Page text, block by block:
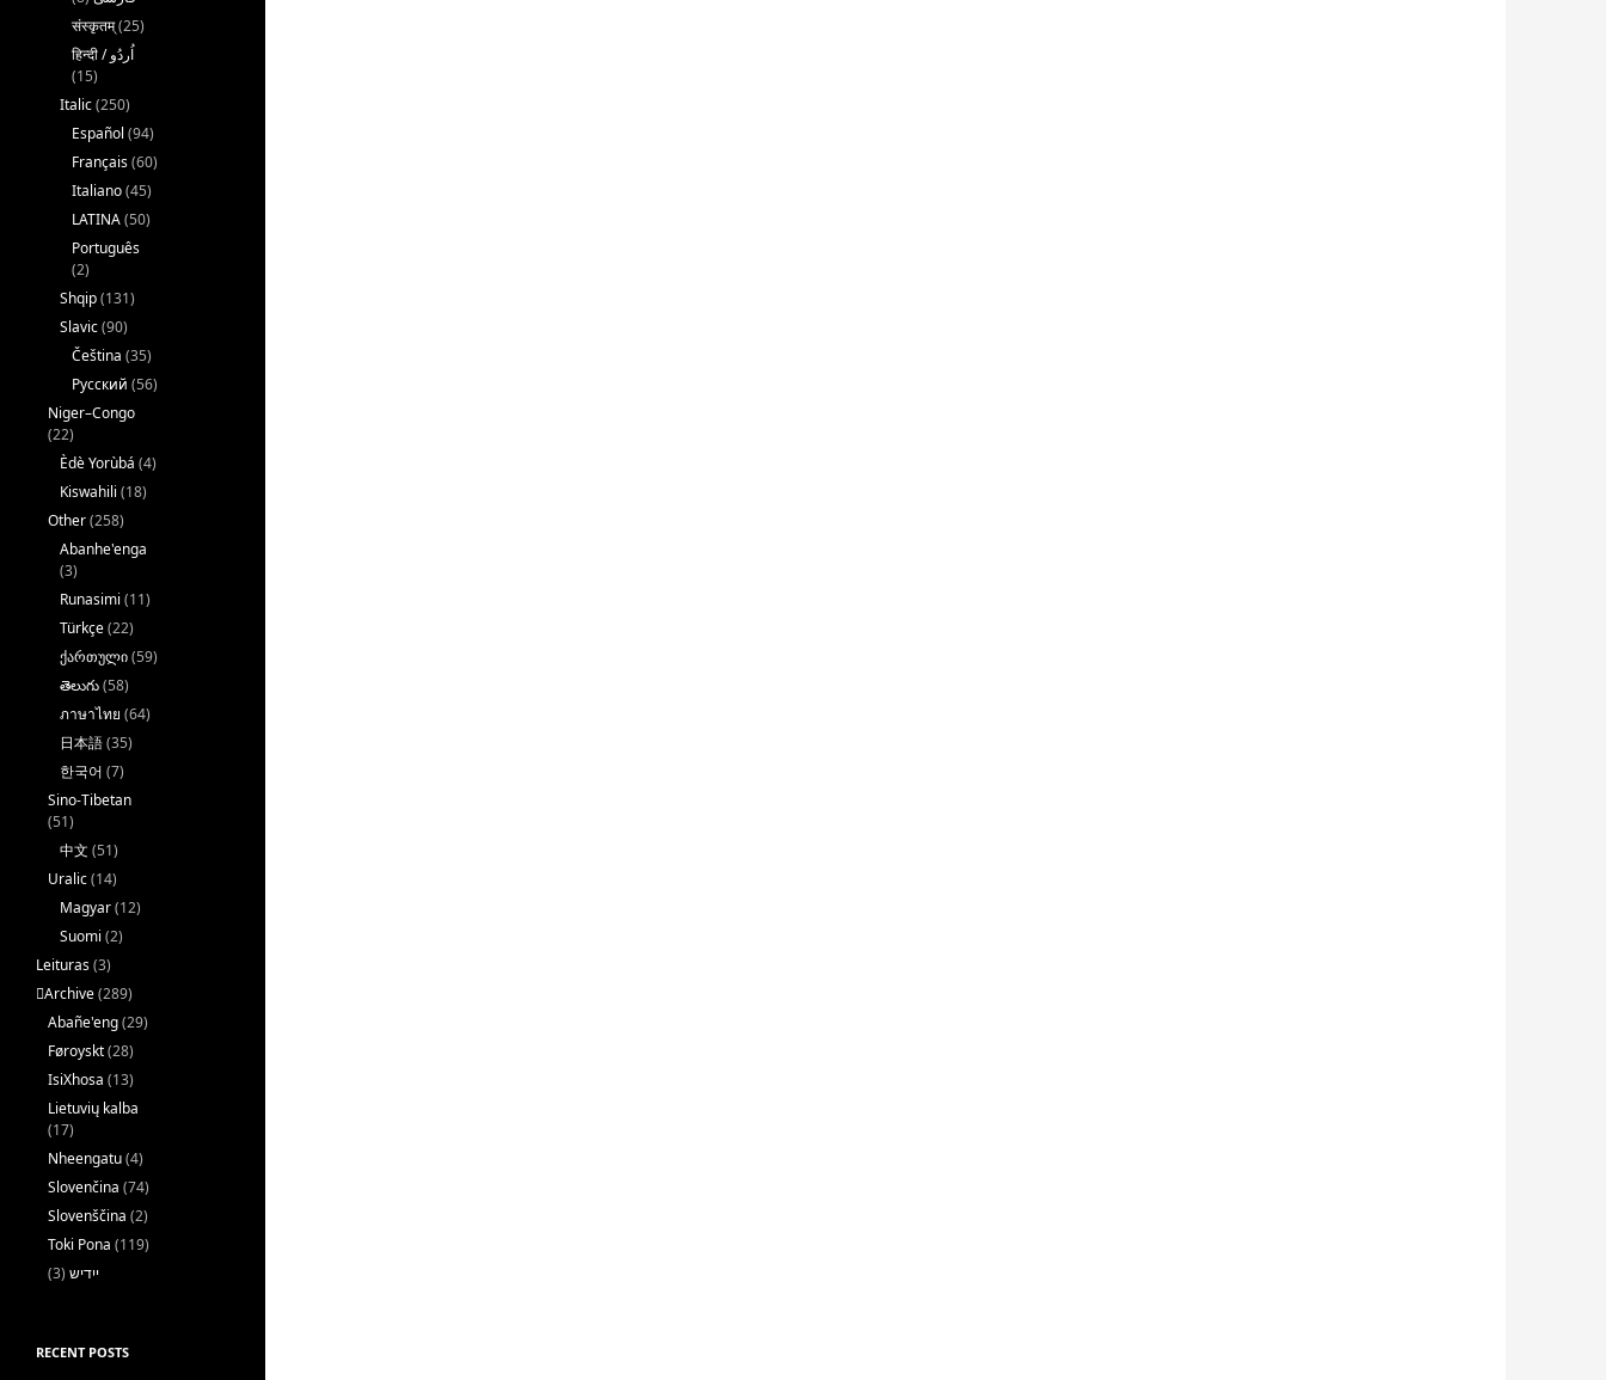
संस्कृतम्(25)
(15)
Italic(250)
Español (94)
Français(60)
Italiano(45)
LATINA(50)
Português
(2)
Shqip(131)
Slavic(90)
Čeština (35)
Русский (56)
Niger–Congo
(22)
Èdè Yorùbá (4)
Kiswahili (18)
Other(258)
Abanhe'enga
(3)
Runasimi (11)
Türkçe(22)
ქართული(59)
తెలుగు(58)
ภาษาไทย (64)
日本語(35)
한국어 (7)
Sino-Tibetan
(51)
中文 (51)
Uralic(14)
Magyar(12)
Suomi (2)
Leituras(3)
􏿽Archive(289)
Abañe'eng(29)
Føroyskt(28)
IsiXhosa (13)
Lietuvių kalba
(17)
Nheengatu(4)
Slovenčina (74)
Slovenščina (2)
Toki Pona (119)
ייִדיש (3)
RECENT POSTS